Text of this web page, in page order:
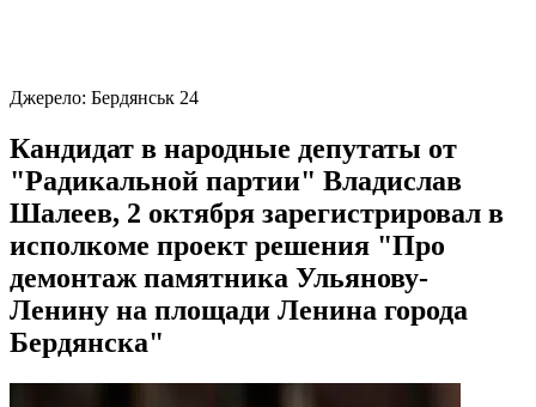
Джерело: Бердянськ 24
Кандидат в народные депутаты от
"Радикальной партии" Владислав
Шалеев, 2 октября зарегистрировал в
исполкоме проект решения "Про
демонтаж памятника Ульянову-
Ленину на площади Ленина города
Бердянска"